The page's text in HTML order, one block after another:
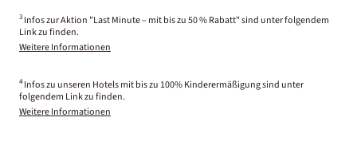
3 Infos zur Aktion "Last Minute – mit bis zu 50 % Rabatt" sind unter folgendem
Link zu finden.
Weitere Informationen
4 Infos zu unseren Hotels mit bis zu 100% Kinderermäßigung sind unter
folgendem Link zu finden.
Weitere Informationen